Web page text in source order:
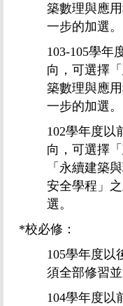
築數理與應
一步的加選。
103-105學年
向，可選擇
築數理與應
一步的加選。
102學年度以
向，可選擇
「永續建築
安全學程」
選。
*校必修：
105學年度以
須全部修習
104學年度以